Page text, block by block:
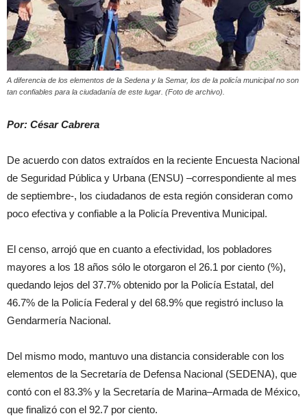
A diferencia de los elementos de la Sedena y la Semar, los de la policía municipal no son
tan confiables para la ciudadanía de este lugar. (Foto de archivo).
Por: César Cabrera
De acuerdo con datos extraídos en la reciente Encuesta Nacional
de Seguridad Pública y Urbana (ENSU) –correspondiente al mes
de septiembre-, los ciudadanos de esta región consideran como
poco efectiva y confiable a la Policía Preventiva Municipal.
El censo, arrojó que en cuanto a efectividad, los pobladores
mayores a los 18 años sólo le otorgaron el 26.1 por ciento (%),
quedando lejos del 37.7% obtenido por la Policía Estatal, del
46.7% de la Policía Federal y del 68.9% que registró incluso la
Gendarmería Nacional.
Del mismo modo, mantuvo una distancia considerable con los
elementos de la Secretaría de Defensa Nacional (SEDENA), que
contó con el 83.3% y la Secretaría de Marina–Armada de México,
que finalizó con el 92.7 por ciento.